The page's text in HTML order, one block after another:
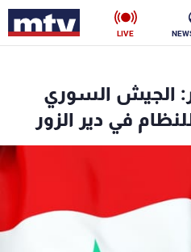
LIVE
الجيش السوري
في دير الزور
ناس